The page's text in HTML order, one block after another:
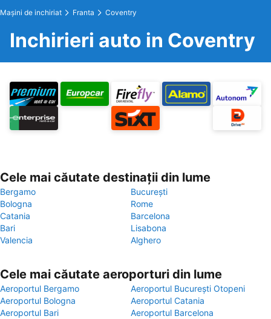
Maşini de inchiriat Franta Coventry
Inchirieri auto in Coventry
Cele mai căutate destinații din lume
Bergamo
București
Bologna
Rome
Catania
Barcelona
Bari
Lisabona
Valencia
Alghero
Cele mai căutate aeroporturi din lume
Aeroportul Bergamo
Aeroportul București Otopeni
Aeroportul Bologna
Aeroportul Catania
Aeroportul Bari
Aeroportul Barcelona